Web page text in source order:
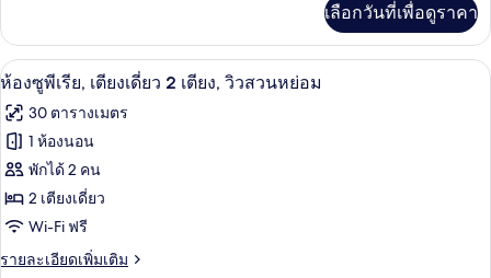
เตียง
คิง
ไซส์
1
เตียง,
วิว
สวน
เกี่ยว
กับ
ห้อง
พี
เรีย,
คิง
ไซส์
เตียง,
วิว
เลือกวันที่เพื่อดูราคา
เปิด
ภาพถ่าย
ทั้งหมด
ของ
ห้อง
ซู
พี
มินิบาร์, ตู้นิรภัยในห้องพัก, โต๊ะทำงา
6
ห้องซูพีเรีย, เตียงเดี่ยว 2 เตียง, วิวสวนหย่อม
30 ตารางเมตร
1 ห้องนอน
พักได้ 2 คน
2 เตียงเดี่ยว
Wi-Fi ฟรี
รายละเอียดเพิ่มเติม
ราย